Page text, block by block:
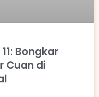
Bongkar
Cuan di